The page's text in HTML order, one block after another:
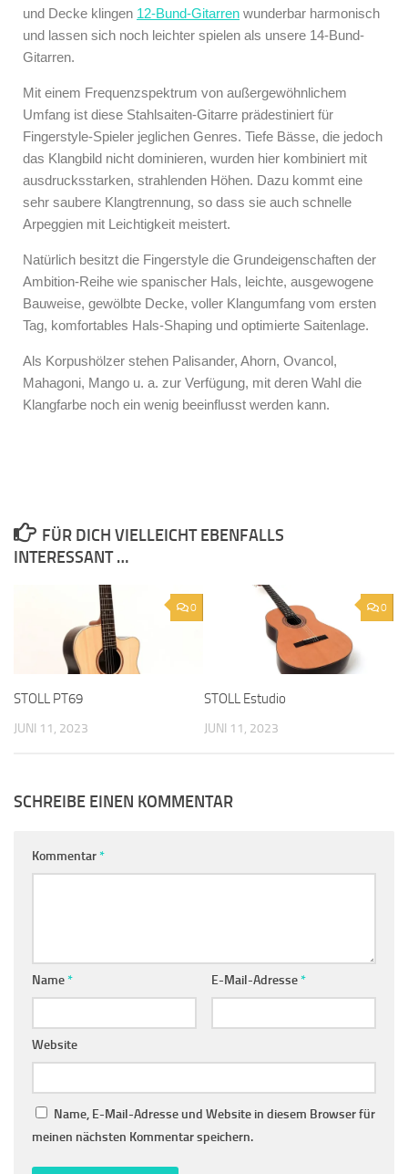
und Decke klingen 12-Bund-Gitarren wunderbar harmonisch
und lassen sich noch leichter spielen als unsere 14-Bund-
Gitarren.
Mit einem Frequenzspektrum von außergewöhnlichem
Umfang ist diese Stahlsaiten-Gitarre prädestiniert für
Fingerstyle-Spieler jeglichen Genres. Tiefe Bässe, die jedoch
das Klangbild nicht dominieren, wurden hier kombiniert mit
ausdrucksstarken, strahlenden Höhen. Dazu kommt eine
sehr saubere Klangtrennung, so dass sie auch schnelle
Arpeggien mit Leichtigkeit meistert.
Natürlich besitzt die Fingerstyle die Grundeigenschaften der
Ambition-Reihe wie spanischer Hals, leichte, ausgewogene
Bauweise, gewölbte Decke, voller Klangumfang vom ersten
Tag, komfortables Hals-Shaping und optimierte Saitenlage.
Als Korpushölzer stehen Palisander, Ahorn, Ovancol,
Mahagoni, Mango u. a. zur Verfügung, mit deren Wahl die
Klangfarbe noch ein wenig beeinflusst werden kann.
FÜR DICH VIELLEICHT EBENFALLS
INTERESSANT …
0
STOLL PT69
JUNI 11, 2023
0
STOLL Estudio
JUNI 11, 2023
SCHREIBE EINEN KOMMENTAR
Kommentar*
Name* E-Mail-Adresse*
Website
Name, E-Mail-Adresse und Website in diesem Browser für
meinen nächsten Kommentar speichern.